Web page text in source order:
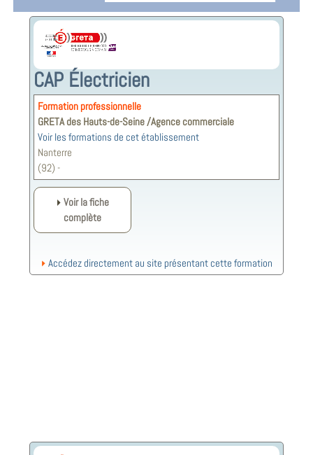
CAP Électricien
Formation professionnelle
GRETA des Hauts-de-Seine /Agence commerciale
Voir les formations de cet établissement
Nanterre
(92) -
Voir la fiche
complète
Accédez directement au site présentant cette formation